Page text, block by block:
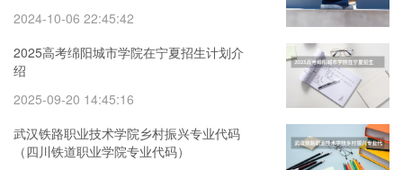
2024-10-06 22:45:42
2025高考绵阳城市学院在宁夏招生计划介
绍
2025-09-20 14:45:16
武汉铁路职业技术学院乡村振兴专业代码
（四川铁道职业学院专业代码）